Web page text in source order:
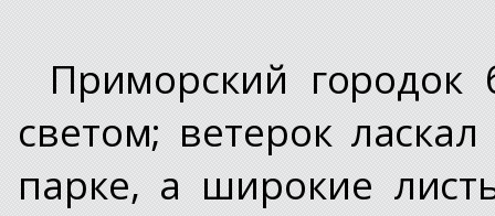
Приморский
светом; ветерок
парке, а широкие